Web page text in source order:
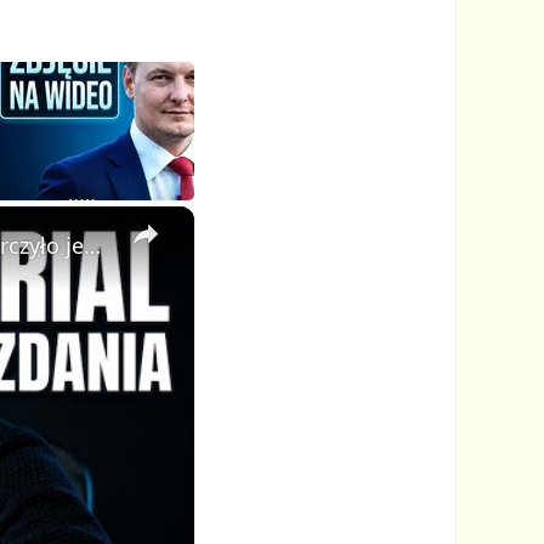
×
🦁 Stworzyłem cały animowany serial z AI w kilka minut — wystarczyło jedno zdanie!